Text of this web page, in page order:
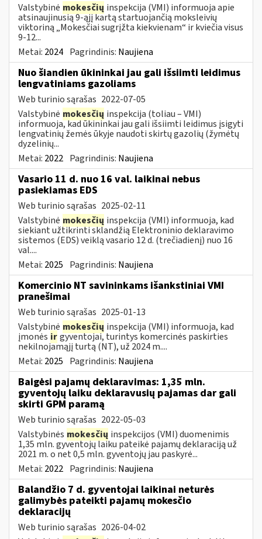
Valstybinė mokesčių inspekcija (VMI) informuoja apie
atsinaujinusią 9-ąjį kartą startuojančią moksleivių
viktoriną „Mokesčiai sugrįžta kiekvienam“ ir kviečia visus
9-12...
Metai: 2024 Pagrindinis: Naujiena
Nuo šiandien ūkininkai jau gali išsiimti leidimus
lengvatiniams gazoliams
Web turinio sąrašas 2022-07-05
Valstybinė mokesčių inspekcija (toliau – VMI)
informuoja, kad ūkininkai jau gali išsiimti leidimus įsigyti
lengvatinių žemės ūkyje naudoti skirtų gazolių (žymėtų
dyzelinių...
Metai: 2022 Pagrindinis: Naujiena
Vasario 11 d. nuo 16 val. laikinai nebus
pasiekiamas EDS
Web turinio sąrašas 2025-02-11
Valstybinė mokesčių inspekcija (VMI) informuoja, kad
siekiant užtikrinti sklandžią Elektroninio deklaravimo
sistemos (EDS) veiklą vasario 12 d. (trečiadienį) nuo 16
val....
Metai: 2025 Pagrindinis: Naujiena
Komercinio NT savininkams išankstiniai VMI
pranešimai
Web turinio sąrašas 2025-01-13
Valstybinė mokesčių inspekcija (VMI) informuoja, kad
įmonės irgyventojai, turintys komercinės paskirties
nekilnojamąjį turtą (NT), už 2024 m....
Metai: 2025 Pagrindinis: Naujiena
Baigėsi pajamų deklaravimas: 1,35 mln.
gyventojų laiku deklaravusių pajamas dar gali
skirti GPM paramą
Web turinio sąrašas 2022-05-03
Valstybinės mokesčių inspekcijos (VMI) duomenimis
1,35 mln. gyventojų laiku pateikė pajamų deklaraciją už
2021 m. o net 0,5 mln. gyventojų jau paskyrė...
Metai: 2022 Pagrindinis: Naujiena
Balandžio 7 d. gyventojai laikinai neturės
galimybės pateikti pajamų mokesčio
deklaracijų
Web turinio sąrašas 2026-04-02